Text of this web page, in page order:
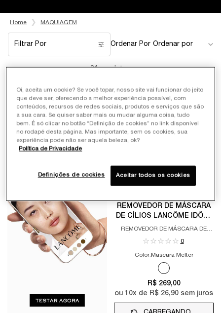
Home MAQUIAGEM
Filtrar Por
Filters menu
Ordenar Por
21 produtos
LANÇAMENTO
REMOVEDOR DE MÁSCARA
DE CÍLIOS LANCÔME IDÔLE
MASCARA MELTER
REMOVEDOR DE MÁSCARA DE
0
Color: Mascara Melter
Selected
Mascara Melter
R$ 269,00
ou 10x de R$ 26,90 sem juros
Oi, aceita um cookie? Se você topar, nosso site vai funcionar do jeito
que deve ser, oferecendo a melhor experiência possível, com
conteúdos, recursos de redes sociais, produtos e serviços que são
a sua cara. Se quiser saber mais ou mudar alguma coisa, tudo
bem. É só clicar no botão “Definição de cookies” no link disponível
no rodapé desta página. Mas importante, sem os cookies, sua
experiência pode não ser aquela beleza, ok?
Política de Privacidade
Definições de cookies Aceitar todos os cookies